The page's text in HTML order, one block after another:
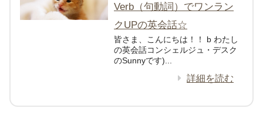
Verb（句動詞）でワンラン
クUPの英会話☆
皆さま、こんにちは！！ b わたし
の英会話コンシェルジュ・デスク
のSunnyです)...
詳細を読む